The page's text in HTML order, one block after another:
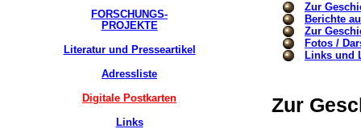
FORSCHUNGS-
PROJEKTE
Literatur und Presseartikel
Adressliste
Digitale Postkarten
Links
Zur
Berichte
Zur
Fotos /
Links und
Zur